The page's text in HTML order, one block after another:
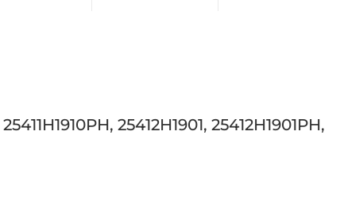
25412H1901, 25412H1901PH,